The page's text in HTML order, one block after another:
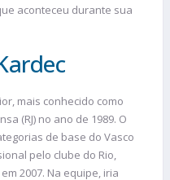
aconteceu durante sua
mais conhecido como
(RJ) no ano de 1989. O
de base do Vasco
pelo clube do Rio,
2007. Na equipe, iria